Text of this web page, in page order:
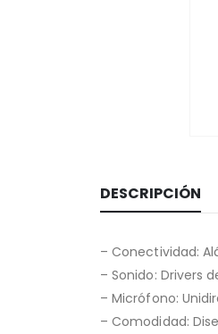
DESCRIPCIÓN
– Conectividad:
– Sonido: Drivers
– Micrófono:
– Comodidad: